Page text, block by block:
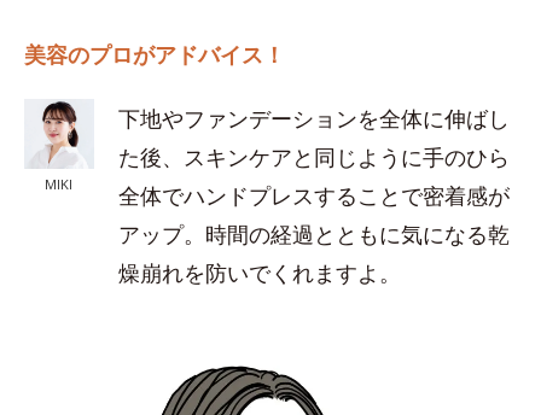
美容のプロがアドバイス！
MIKI
下地やファンデーションを全体に伸ばし
た後、スキンケアと同じように手のひら
全体でハンドプレスすることで密着感が
アップ。時間の経過とともに気になる乾
燥崩れを防いでくれますよ。